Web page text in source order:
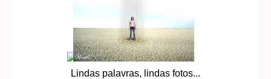
Lindas palavras, lindas fotos...